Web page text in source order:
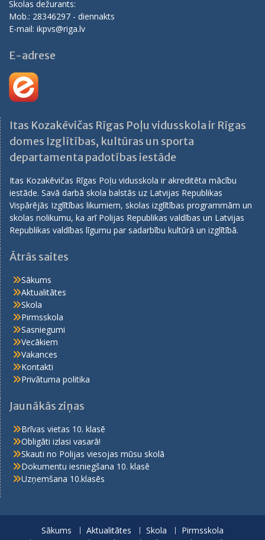
Skolas dežurants:
Mob.: 28346297 - diennakts
E-mail: ikpvs@riga.lv
E-adrese
Itas Kozakēvičas Rīgas Poļu vidusskola ir Rīgas
domes Izglītības, kultūras un sporta
departamenta padotības iestāde
Itas Kozakēvičas Rīgas Poļu vidusskola ir akreditēta mācību
iestāde. Savā darbā skola balstās uz Latvijas Republikas
Vispārējās Izglītības likumiem, skolas izglītības programmām un
skolas nolikumu, ka arī Polijas Republikas valdības un Latvijas
Republikas valdības līgumu par sadarbību kultūrā un izglītībā.
Ātrās saites
Sākums
Aktualitātes
Skola
Pirmsskola
Sasniegumi
Vecākiem
Vakances
Kontakti
Privātuma politika
Jaunākās ziņas
Brīvas vietas 10. klasē
Obligāti izlasi vasarā!
Skauti no Polijas viesojas mūsu skolā
Dokumentu iesniegšana 10. klasē
Uzņemšana 10.klasēs
Sākums Aktualitātes Skola
Pirmsskola